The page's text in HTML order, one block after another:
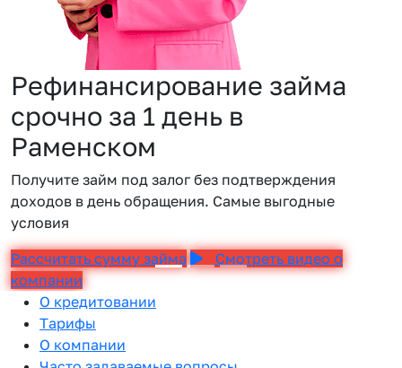
Рефинансирование займа
срочно за 1 день в
Раменском
Получите займ под залог без подтверждения
доходов в день обращения. Самые выгодные
условия
Рассчитать сумму займа
Смотреть видео о
компании
О кредитовании
Тарифы
О компании